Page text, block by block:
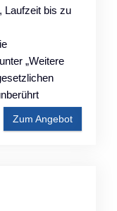
Laufzeit bis zu
„Weitere
Zum Angebot